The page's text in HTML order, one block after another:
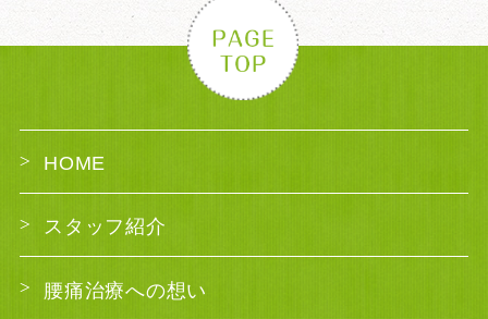
HOME
スタッフ紹介
腰痛治療への想い